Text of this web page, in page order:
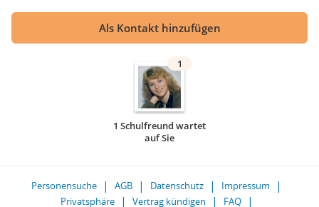
Als Kontakt hinzufügen
1
1 Schulfreund wartet
auf Sie
Personensuche AGB Datenschutz
Impressum
Privatsphäre
Vertrag kündigen FAQ